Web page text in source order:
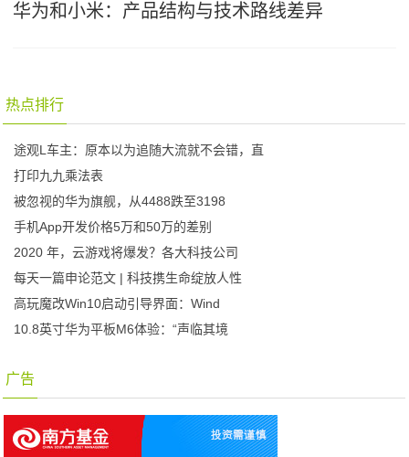
华为和小米：产品结构与技术路线差异
热点排行
途观L车主：原本以为追随大流就不会错，直
打印九九乘法表
被忽视的华为旗舰，从4488跌至3198
手机App开发价格5万和50万的差别
2020 年，云游戏将爆发？各大科技公司
每天一篇申论范文 | 科技携生命绽放人性
高玩魔改Win10启动引导界面：Wind
10.8英寸华为平板M6体验：“声临其境
广告